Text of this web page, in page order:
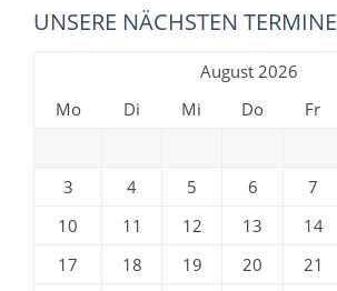
UNSERE NÄCHSTEN TERMINE
August 2026
Mo
Di Mi Do Fr
3
4 5 6 7
10
11 12 13 14
17
18 19 20 21